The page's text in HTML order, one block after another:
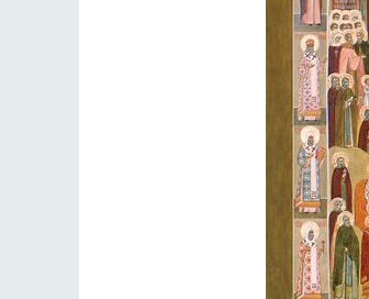
Разлуки не будет
Фредерика де Грааф